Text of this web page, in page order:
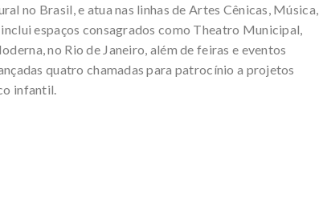
no Brasil, e atua nas linhas de Artes Cênicas, Música,
espaços consagrados como Theatro Municipal,
no Rio de Janeiro, além de feiras e eventos
quatro chamadas para patrocínio a projetos
infantil.